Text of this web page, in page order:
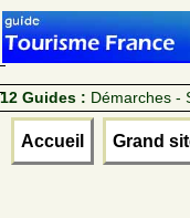
12 Guides : Démarches -
Accueil
Grand